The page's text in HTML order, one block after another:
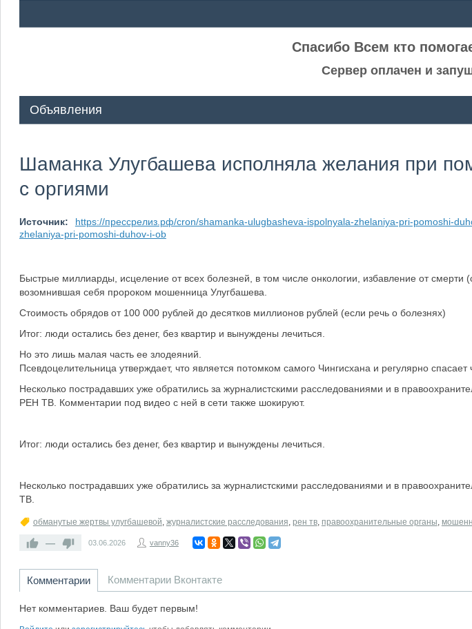
Спасибо Всем кто
Сервер оплачен и
Объявления
Шаманка Улугбашева исполняла желания при
с оргиями
Источник:
https://прессрелиз.рф/cron/shamanka-ulugbasheva-ispolnyala-zhelaniya-pri-pomoshi-
zhelaniya-pri-pomoshi-duhov-i-ob
Быстрые миллиарды, исцеление от всех болезней, в том числе онкологии, избавление от смерти
возомнившая себя пророком мошенница Улугбашева.
Стоимость обрядов от 100 000 рублей до десятков миллионов рублей (если речь о болезнях)
Итог: люди остались без денег, без квартир и вынуждены лечиться.
Но это лишь малая часть ее злодеяний.
Псевдоцелительница утверждает, что является потомком самого Чингисхана и регулярно спасает
Несколько пострадавших уже обратились за журналистскими расследованиями и в
РЕН ТВ. Комментарии под видео с ней в сети также шокируют.
Итог: люди остались без денег, без квартир и вынуждены лечиться.
Несколько пострадавших уже обратились за журналистскими расследованиями и в
ТВ.
обманутые жертвы улугбашевой, журналистские расследования, рен тв, правоохранительные органы,
— 03.06.2026 vanny36
Комментарии Комментарии Вконтакте
Нет комментариев. Ваш будет первым!